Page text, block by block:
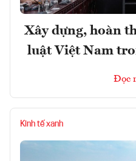
Xây dựng, hoàn
luật Việt Nam
Đọc
Kinh tế xanh